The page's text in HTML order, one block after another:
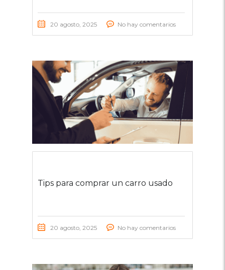
20 agosto, 2025 No hay comentarios
Tips para comprar un carro usado
20 agosto, 2025 No hay comentarios